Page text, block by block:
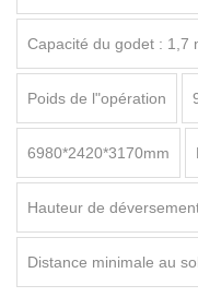
Capacité du godet : 1,7
Poids de l"opération
6980*2420*3170mm
Hauteur de
Distance minimale au sol